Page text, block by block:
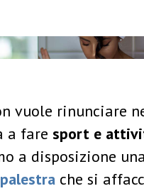
vuole rinunciare
a fare sport e
a disposizione una
palestra che si